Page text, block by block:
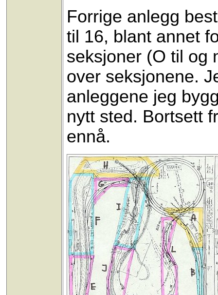
Forrige anlegg
til 16, blant annet
seksjoner (O til og
over seksjonene.
anleggene jeg
nytt sted. Bortsett
ennå.